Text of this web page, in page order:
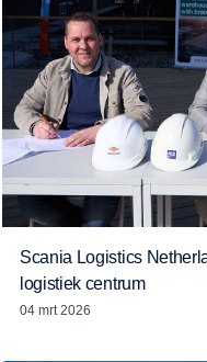
Scania Logistics
logistiek centrum
04 mrt 2026